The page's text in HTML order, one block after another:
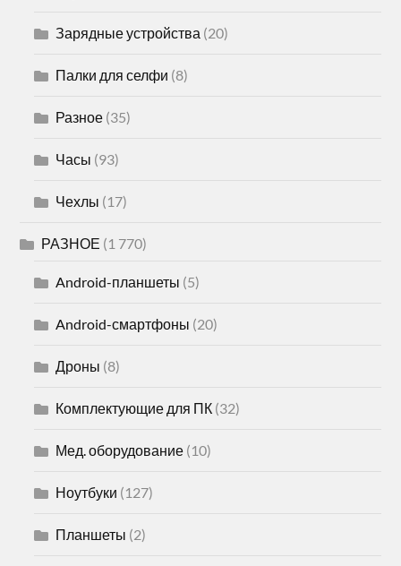
Зарядные устройства (20)
Палки для селфи (8)
Разное (35)
Часы (93)
Чехлы (17)
РАЗНОЕ (1 770)
Android-планшеты (5)
Android-смартфоны (20)
Дроны (8)
Комплектующие для ПК (32)
Мед. оборудование (10)
Ноутбуки (127)
Планшеты (2)